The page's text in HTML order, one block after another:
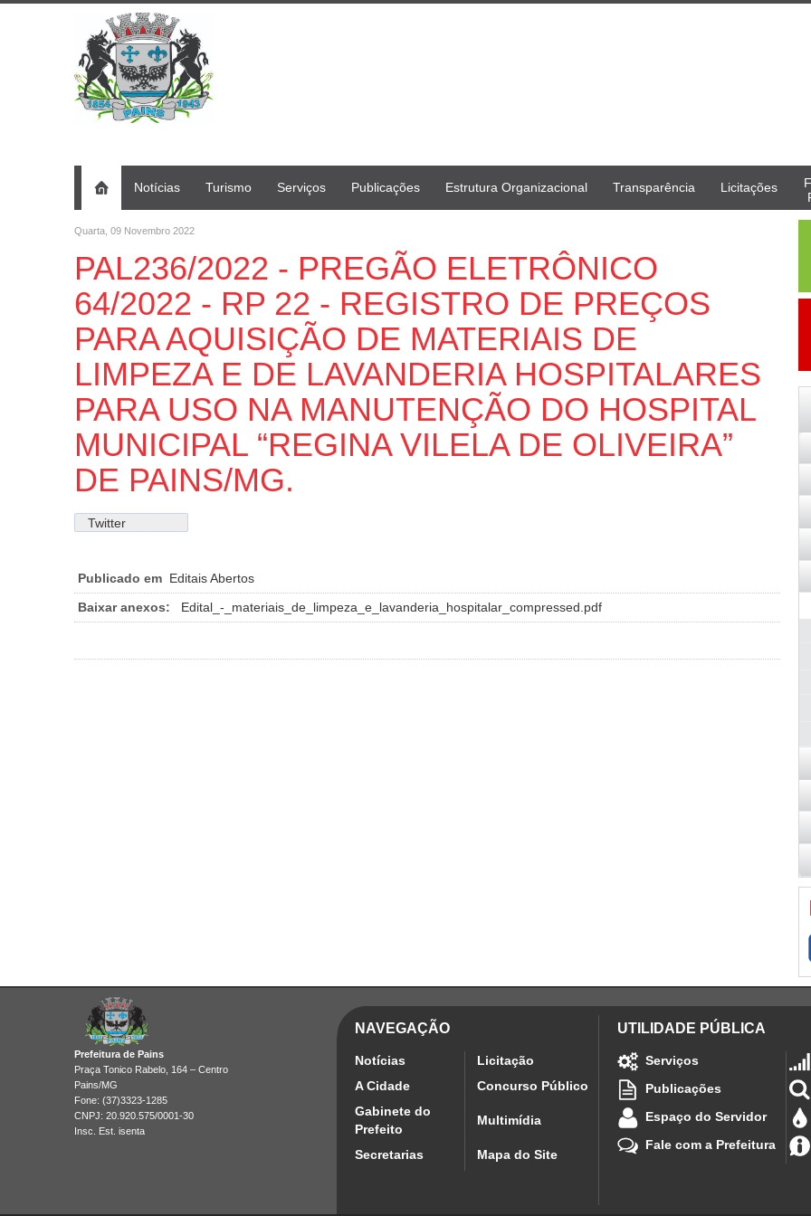
Notícias Turismo Serviços Publicações Estrutura Organizacional Transparência Licitações
Quarta, 09 Novembro 2022
PAL236/2022 - PREGÃO ELETRÔNICO
64/2022 - RP 22 - REGISTRO DE PREÇOS
PARA AQUISIÇÃO DE MATERIAIS DE
LIMPEZA E DE LAVANDERIA HOSPITALARES
PARA USO NA MANUTENÇÃO DO HOSPITAL
MUNICIPAL “REGINA VILELA DE OLIVEIRA”
DE PAINS/MG.
Twitter
Publicado em Editais Abertos
Baixar anexos:
Edital_-_materiais_de_limpeza_e_lavanderia_hospitalar_compressed.pdf
Prefeitura de Pains
Praça Tonico Rabelo, 164 – Centro
Pains/MG
Fone: (37)3323-1285
CNPJ: 20.920.575/0001-30
Insc. Est. isenta
NAVEGAÇÃO
Notícias
Licitação
A Cidade
Concurso Público
Gabinete do
Prefeito
Multimídia
Secretarias Mapa do Site
UTILIDADE PÚBLICA
Serviços
Publicações
Espaço do Servidor
Fale com a Prefeitura